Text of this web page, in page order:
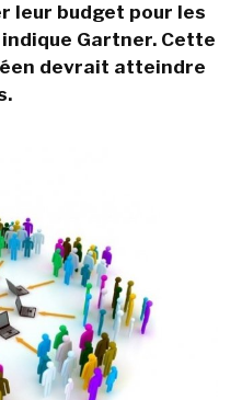
leur budget pour les
Gartner. Cette
devrait atteindre